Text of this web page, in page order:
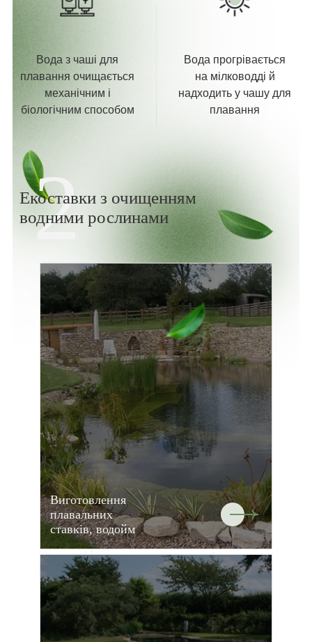
Вода з чаші для
плавання очищається
механічним і
біологічним способом
Вода прогрівається
на мілководді й
надходить у чашу для
плавання
2
Екоставки з очищенням
водними рослинами
Виготовлення
плавальних
ставків, водойм